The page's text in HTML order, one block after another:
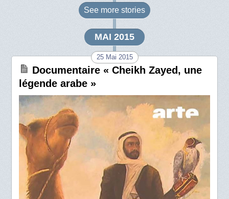
See more stories
MAI 2015
25 Mai 2015
Documentaire « Cheikh Zayed, une
légende arabe »